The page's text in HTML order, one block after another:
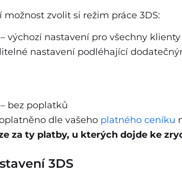
zvolit si režim práce 3DS:
– výchozí nastavení pro všechny klienty
nastavení podléhající
– bez poplatků
dle vašeho platného ceníku
za ty platby, u kterých dojde ke
3DS